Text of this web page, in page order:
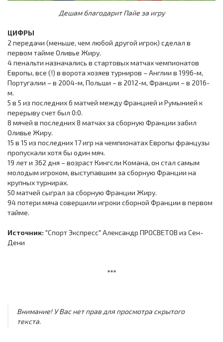
Дешам благодарит Пайе за игру
ЦИФРЫ
2 передачи (меньше, чем любой другой игрок) сделал в
первом тайме Оливье Жиру.
4 пенальти назначались в стартовых матчах чемпионатов
Европы, все (!) в ворота хозяев турниров – Англии в 1996-м,
Португалии – в 2004-м, Польши – в 2012-м, Франции – в 2016-
м.
5 в 5 из последних 6 матчей между Францией и Румынией к
перерыву счет был 0:0.
8 мячей в последних 8 матчах за сборную Франции забил
Оливье Жиру.
15 в 15 из последних 17 игр на чемпионатах Европы французы
пропускали хотя бы один мяч.
19 лет и 362 дня – возраст Кингсли Комана, он стал самым
молодым игроком, выступавшим за сборную Франции на
крупных турнирах.
50 матчей сыграл за сборную Франции Жиру.
94 потери мяча совершили игроки сборной Франции в первом
тайме.
Источник: "Спорт Экспресс" Александр ПРОСВЕТОВ из Сен-
Дени
***
Внимание! У Вас нет прав для просмотра скрытого
текста.